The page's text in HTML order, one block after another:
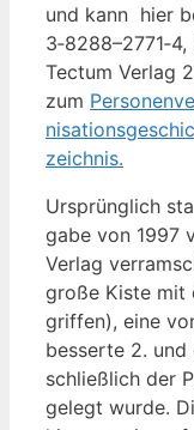
und kann hier
Tec­tum Ver­lag
zum
zeich­nis.
Ursprüng­lich
ga­be von 1997
Ver­lag
gro­ße Kis­te mit
grif­fen), eine
bes­ser­te 2. und
schließ­lich der
gelegt wur­de.